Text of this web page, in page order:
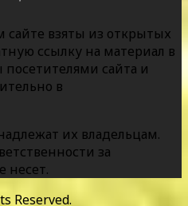
взяты из открытых
ссылку на материал в
сайта и
в
их владельцам.
за
несет.
Reserved.